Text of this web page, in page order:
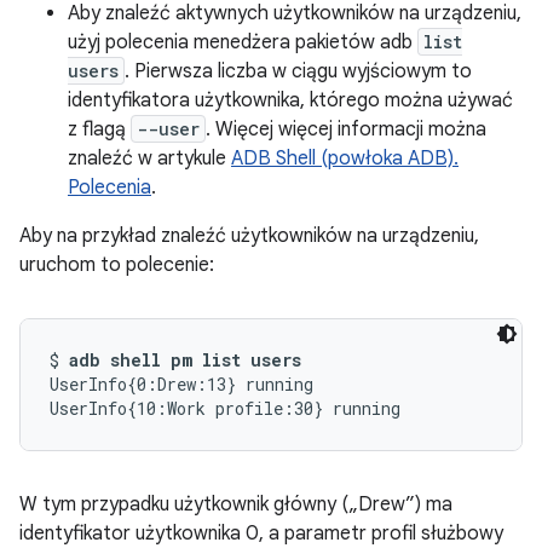
Aby znaleźć aktywnych użytkowników na urządzeniu,
użyj polecenia menedżera pakietów adb list
users . Pierwsza liczba w ciągu wyjściowym to
identyfikatora użytkownika, którego można używać
z flagą
--user . Więcej więcej informacji można
znaleźć w artykule ADB Shell (powłoka ADB).
Polecenia.
Aby na przykład znaleźć użytkowników na urządzeniu,
uruchom to polecenie:
$ adb shell pm list users
UserInfo{0:Drew:13} running
UserInfo{10:Work profile:30} running
W tym przypadku użytkownik główny („Drew”) ma
identyfikator użytkownika 0, a parametr profil służbowy